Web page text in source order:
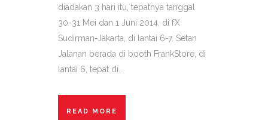
diadakan 3 hari itu, tepatnya tanggal
30-31 Mei dan 1 Juni 2014, di fX
Sudirman-Jakarta, di lantai 6-7. Setan
Jalanan berada di booth FrankStore, di
lantai 6, tepat di...
READ MORE